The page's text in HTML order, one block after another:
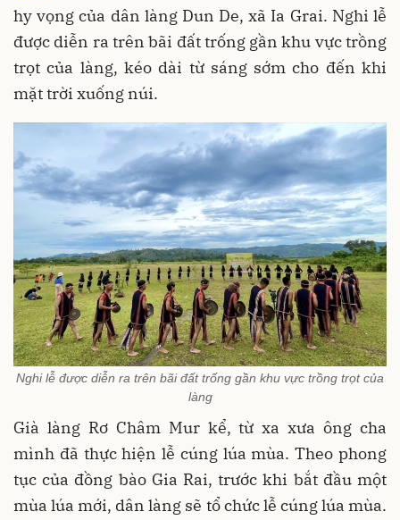
hy vọng của dân làng Dun De, xã Ia Grai. Nghi lễ
được diễn ra trên bãi đất trống gần khu vực trồng
trọt của làng, kéo dài từ sáng sớm cho đến khi
mặt trời xuống núi.
Nghi lễ được diễn ra trên bãi đất trống gần khu vực trồng trọt của
làng
Già làng Rơ Châm Mur kể, từ xa xưa ông cha
mình đã thực hiện lễ cúng lúa mùa. Theo phong
tục của đồng bào Gia Rai, trước khi bắt đầu một
mùa lúa mới, dân làng sẽ tổ chức lễ cúng lúa mùa.